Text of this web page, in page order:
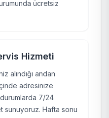
ücretsiz
Hizmeti
alındığı andan
adresinize
7/24
sunuyoruz. Hafta sonu